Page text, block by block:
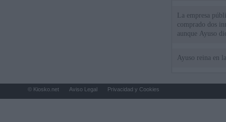
La empresa
comprado dos
aunque Ayuso
Ayuso reina en
© Kiosko.net Aviso Legal Privacidad y Cookies